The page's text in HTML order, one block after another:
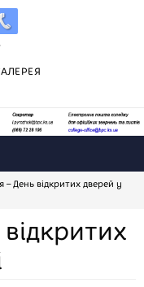
– День відкритих дверей у